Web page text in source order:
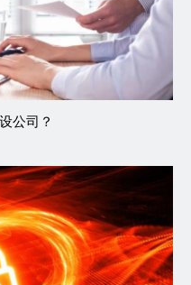
公司？